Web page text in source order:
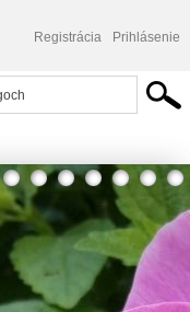
Registrácia Prihlásenie